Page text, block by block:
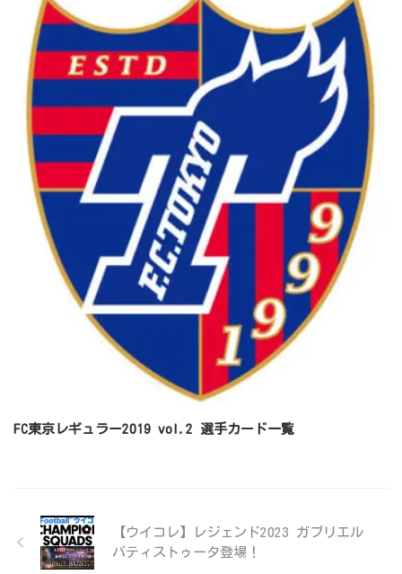
FC東京レギュラー2019 vol.2 選手カード一覧
【ウイコレ】レジェンド2023 ガブリエル
バティストゥータ登場！